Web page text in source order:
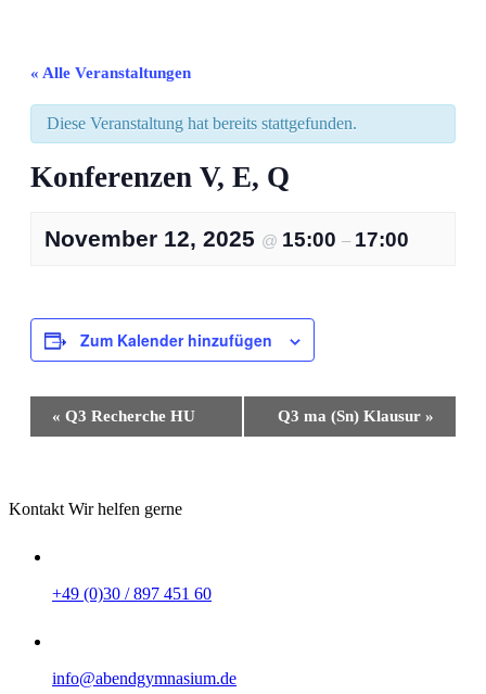
« Alle Veranstaltungen
Diese Veranstaltung hat bereits stattgefunden.
Konferenzen V, E, Q
November 12, 2025 @ 15:00 – 17:00
Zum Kalender hinzufügen
Veranstaltung-
Navigation
« Q3 Recherche HU Q3 ma (Sn) Klausur »
Kontakt Wir helfen gerne
+49 (0)30 / 897 451 60
info@abendgymnasium.de